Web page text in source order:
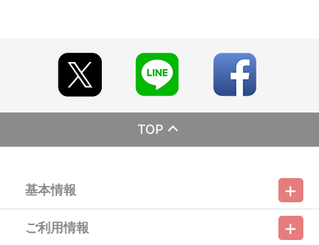
DISC 9: HEADGEAR PRESENTS 「機動警察パトレイバー」 CD
BOX DELUXE DISC 2
Mix） ／7. INGRAM （Refine Mix） ／8. EXCAVATION-2／9. 湾岸
BREAK／10. POLICE FORCE （Refine Mix） ／11. 後藤喜一の事件
DISC 10: HEADGEAR PRESENTS 「機動警察パトレイバー」 CD
BOX DELUXE DISC 3
1. 世にまれなる天才はいざ知らず……／2. 1998年4月10日／3.
1998年4月13日／4. 1998年4月22日／5. 1998年5月19日／6.
[@bnfw.co.jp]のドメイン指定受信の設定をお願いいたします。
(受信許可の設定を行わないとメールが「迷惑メールフォルダ」
に入る場合や届かない場合がございます。)
※決済方法「カード決済」を選択時は、2026年7月下旬頃に決済
処理を実施いたします。
2026年7月下旬以降は、ご注文日翌日に決済処理を実施いたし
メールにてご案内させていただきましたお支払期日までに購
入・決済手続きが行われなかった場合は、キャンセル扱いとして手
いかなる理由でも、決済期間の延長は対応できかねます。
なお、2026年7月下旬以降は、以下の手順でもご確認いただけ
TOP
基本情報
利用規約 特定商取引法に基づく表示
ご利用情報